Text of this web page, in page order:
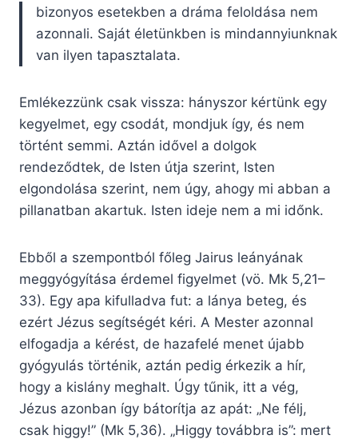
bizonyos esetekben a dráma feloldása nem
azonnali. Saját életünkben is mindannyiunknak
van ilyen tapasztalata.
Emlékezzünk csak vissza: hányszor kértünk egy
kegyelmet, egy csodát, mondjuk így, és nem
történt semmi. Aztán idővel a dolgok
rendeződtek, de Isten útja szerint, Isten
elgondolása szerint, nem úgy, ahogy mi abban a
pillanatban akartuk. Isten ideje nem a mi időnk.
Ebből a szempontból főleg Jairus leányának
meggyógyítása érdemel figyelmet (vö. Mk 5,21–
33). Egy apa kifulladva fut: a lánya beteg, és
ezért Jézus segítségét kéri. A Mester azonnal
elfogadja a kérést, de hazafelé menet újabb
gyógyulás történik, aztán pedig érkezik a hír,
hogy a kislány meghalt. Úgy tűnik, itt a vég,
Jézus azonban így bátorítja az apát: „Ne félj,
csak higgy!” (Mk 5,36). „Higgy továbbra is”: mert